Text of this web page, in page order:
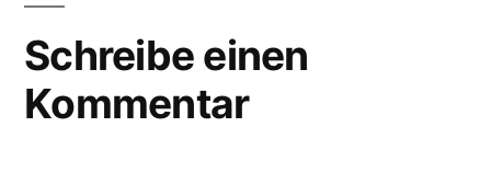
Schreibe einen
Kommentar